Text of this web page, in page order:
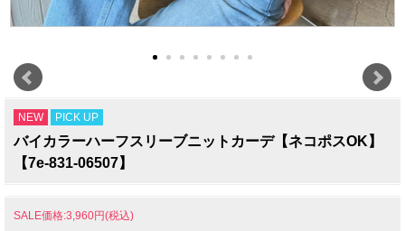
NEW PICK UP
バイカラーハーフスリーブニットカーデ【ネコポスOK】
【7e-831-06507】
SALE価格:3,960円(税込)